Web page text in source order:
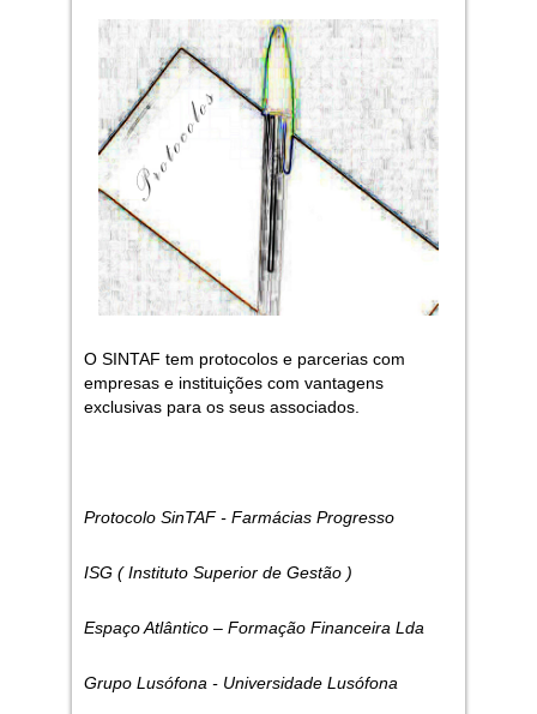
O SINTAF tem protocolos e parcerias com
empresas e instituições com vantagens
exclusivas para os seus associados.
Protocolo SinTAF - Farmácias Progresso
ISG ( Instituto Superior de Gestão )
Espaço Atlântico – Formação Financeira Lda
Grupo Lusófona - Universidade Lusófona